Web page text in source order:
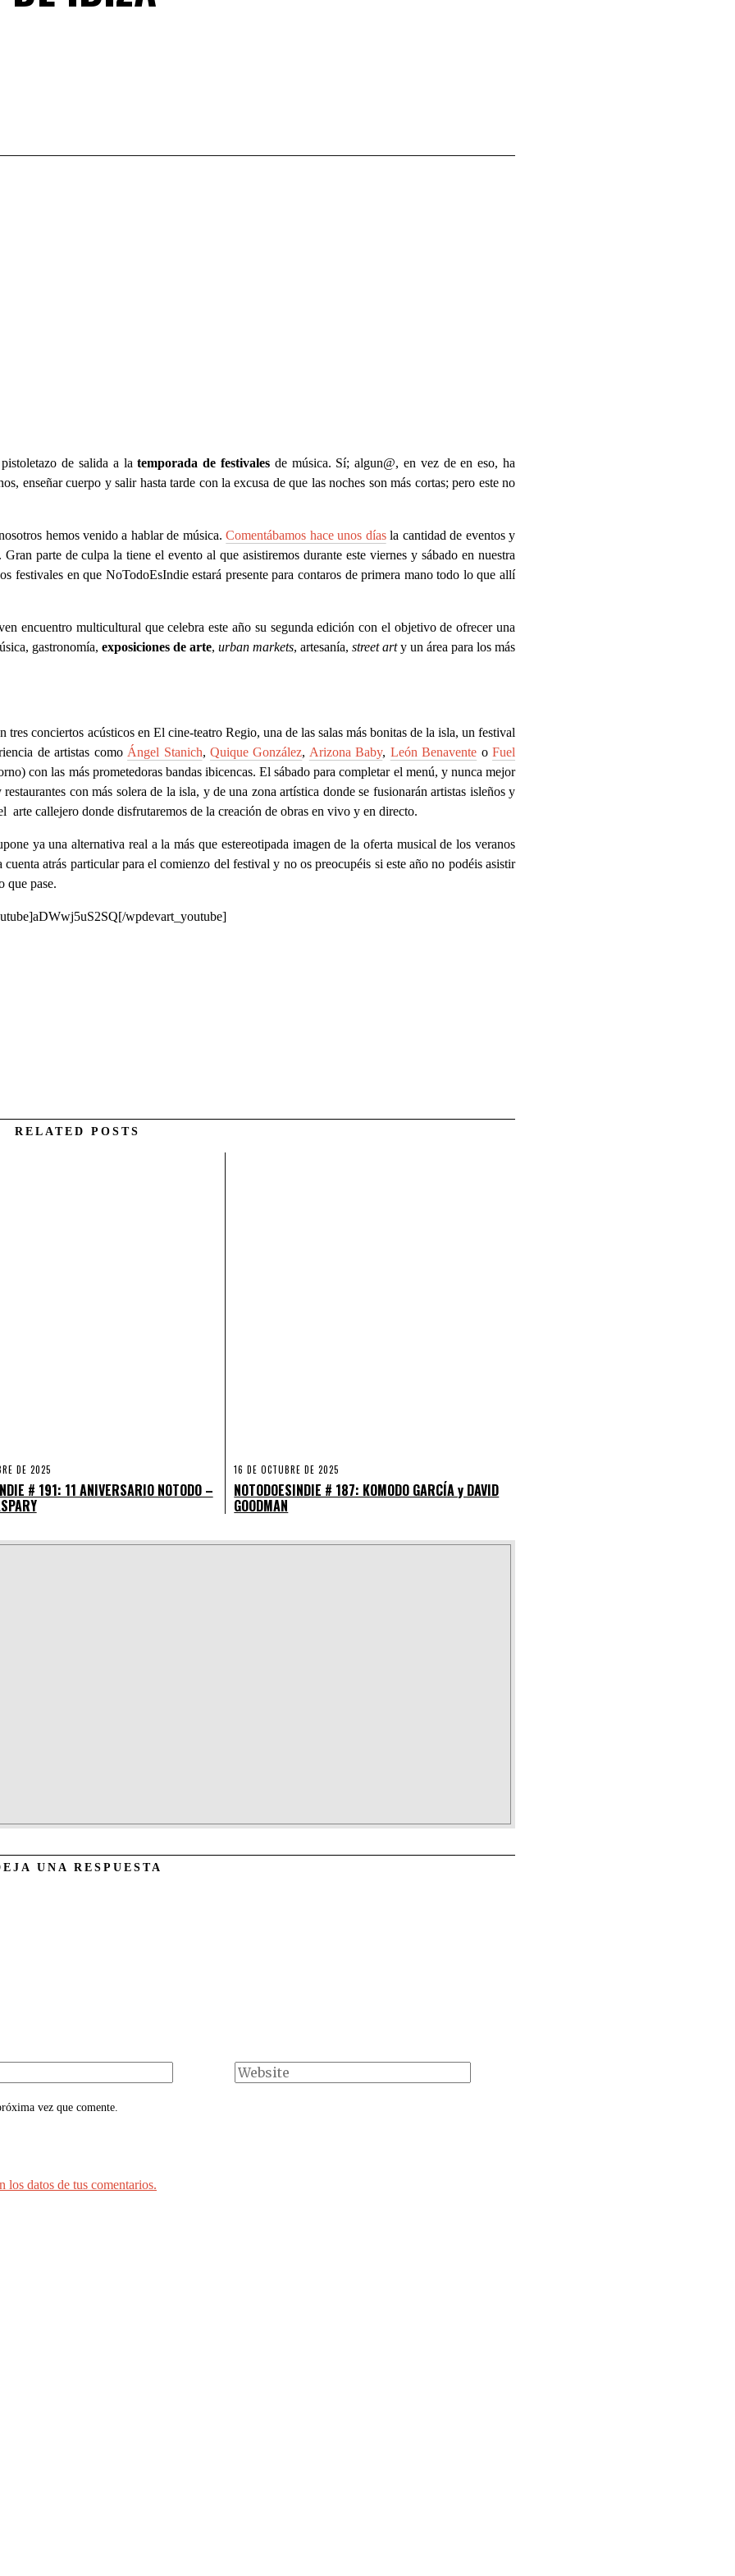
de salida a latemporada de festivales de música. Sí; algun@, en vez de en eso, ha
enseñar cuerpo y salir hasta tarde con la excusa de que las noches son más cortas; pero este no
hemos venido a hablar de música.Comentábamos hace unos díasla cantidad de eventos y
parte de culpa la tiene el evento al que asistiremos durante este viernes y sábado en nuestra
festivales en que NoTodoEsIndie estará presente para contaros de primera mano todo lo que allí
encuentro multicultural que celebra este año su segunda edición con el objetivo de ofrecer una
gastronomía, exposiciones de arte, urban markets, artesanía, street arty un área para los más
tres conciertos acústicos en El cine-teatro Regio, una de las salas más bonitas de la isla, un festival
de artistas como Ángel Stanich, Quique González, Arizona Baby, León Benavente oFuel
con las más prometedoras bandas ibicencas. El sábado para completar el menú, y nunca mejor
restaurantes con más solera de la isla, y de una zona artística donde se fusionarán artistas isleños y
arte callejero donde disfrutaremos de la creación de obras en vivo y en directo.
ya una alternativa real a la más que estereotipada imagen de la oferta musical de los veranos
cuenta atrás particular para el comienzo del festival y no os preocupéis si este año no podéis asistir
que pase.
wpdevart_youtube]
RELATED POSTS
DE 2025
# 191: 11 ANIVERSARIO NOTODO –
16 DE OCTUBRE DE 2025
NOTODOESINDIE # 187: KOMODO GARCÍA y DAVID
GOODMAN
UNA RESPUESTA
vez que comente.
los datos de tus comentarios.